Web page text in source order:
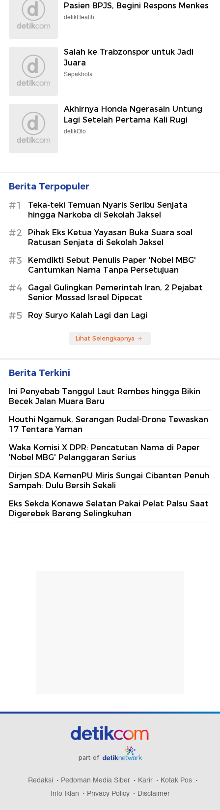
Pasien BPJS, Begini Respons Menkes
detikHealth
Salah ke Trabzonspor untuk Jadi
Juara
Sepakbola
Akhirnya Honda Ngerasain Untung
Lagi Setelah Pertama Kali Rugi
detikOto
Berita Terpopuler
#1
Teka-teki Temuan Nyaris Seribu Senjata
hingga Narkoba di Sekolah Jaksel
#2
Pihak Eks Ketua Yayasan Buka Suara soal
Ratusan Senjata di Sekolah Jaksel
#3
Kemdikti Sebut Penulis Paper 'Nobel MBG'
Cantumkan Nama Tanpa Persetujuan
#4
Gagal Gulingkan Pemerintah Iran, 2 Pejabat
Senior Mossad Israel Dipecat
#5 Roy Suryo Kalah Lagi dan Lagi
Lihat Selengkapnya
Berita Terkini
Ini Penyebab Tanggul Laut Rembes hingga Bikin
Becek Jalan Muara Baru
Houthi Ngamuk, Serangan Rudal-Drone Tewaskan
17 Tentara Yaman
Waka Komisi X DPR: Pencatutan Nama di Paper
'Nobel MBG' Pelanggaran Serius
Dirjen SDA KemenPU Miris Sungai Cibanten Penuh
Sampah: Dulu Bersih Sekali
Eks Sekda Konawe Selatan Pakai Pelat Palsu Saat
Digerebek Bareng Selingkuhan
part of
Redaksi Pedoman Media Siber Karir
Kotak Pos
Info Iklan
Privacy Policy Disclaimer